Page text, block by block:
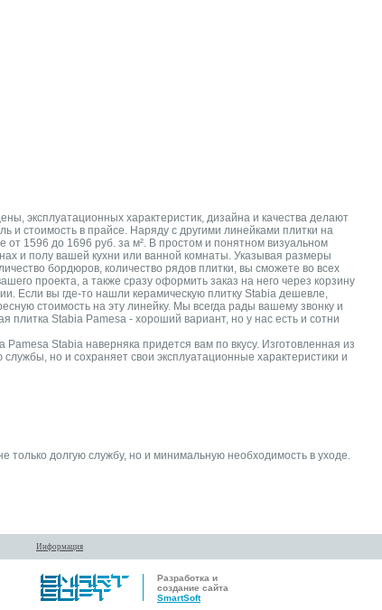
эксплуатационных характеристик, дизайна и качества делают
и стоимость в прайсе. Наряду с другими линейками плитки на
от 1596 до 1696 руб. за м². В простом и понятном визуальном
и полу вашей кухни или ванной комнаты. Указывая размеры
бордюров, количество рядов плитки, вы сможете во всех
проекта, а также сразу оформить заказ на него через корзину
Если вы где-то нашли керамическую плитку Stabia дешевле,
стоимость на эту линейку. Мы всегда рады вашему звонку и
плитка Stabia Pamesa - хороший вариант, но у нас есть и сотни
Stabia наверняка придется вам по вкусу. Изготовленная из
но и сохраняет свои эксплуатационные характеристики и
только долгую службу, но и минимальную необходимость в уходе.
Информация
Разработка и
создание сайта
SmartSoft